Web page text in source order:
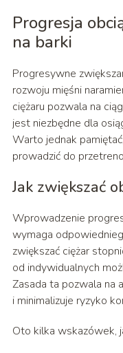
Progresja
na barki
Progresywne
rozwoju mięśni
ciężaru pozwala na
jest niezbędne dla
Warto jednak
prowadzić do
Jak zwiększać
Wprowadzenie
wymaga
zwiększać ciężar
od indywidualnych
Zasada ta pozwala na
i minimalizuje ryzyko
Oto kilka wskazówek,